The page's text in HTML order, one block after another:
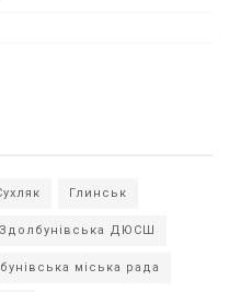
Глинськ
Здолбунівська ДЮСШ
міська рада